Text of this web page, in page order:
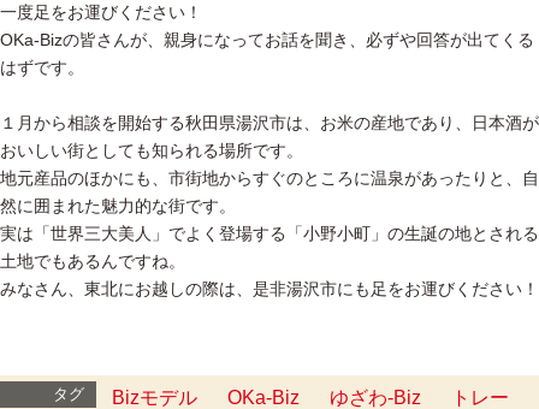
一度足をお運びください！
OKa-Bizの皆さんが、親身になってお話を聞き、必ずや回答が出てくる
はずです。
１月から相談を開始する秋田県湯沢市は、お米の産地であり、日本酒が
おいしい街としても知られる場所です。
地元産品のほかにも、市街地からすぐのところに温泉があったりと、自
然に囲まれた魅力的な街です。
実は「世界三大美人」でよく登場する「小野小町」の生誕の地とされる
土地でもあるんですね。
みなさん、東北にお越しの際は、是非湯沢市にも足をお運びください！
タグ Bizモデル OKa-Biz ゆざわ-Biz
トレー